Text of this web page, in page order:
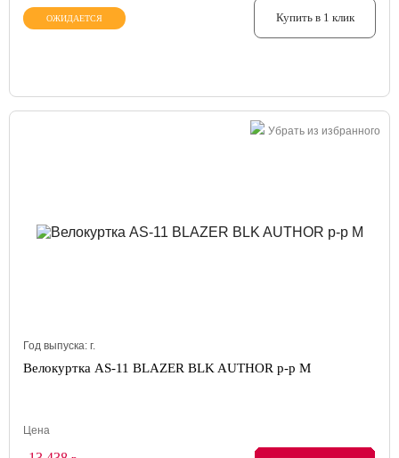
ОЖИДАЕТСЯ Купить в 1 клик
Убрать из избранного
Год выпуска: г.
Велокуртка AS-11 BLAZER BLK AUTHOR р-р M
Цена